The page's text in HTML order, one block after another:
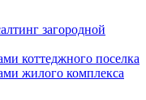
загородной
коттеджного поселка
жилого комплекса